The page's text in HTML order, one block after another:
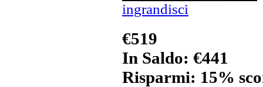
ingrandisci
€519
In Saldo: €441
Risparmi: 15%